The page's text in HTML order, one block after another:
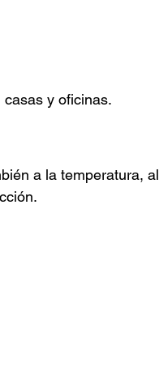
y oficinas.
a la temperatura, al